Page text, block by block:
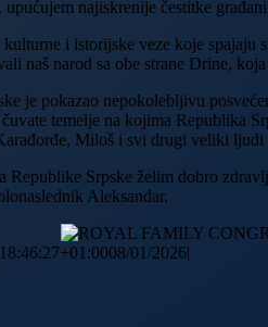
najiskrenije čestitke
i istorijske veze koje
naš narod sa obe strane Drine,
je pokazao nepokolebljivu
temelje na kojima Republika
Miloš i svi drugi veliki
Republike Srpske želim dobro
Aleksandar.
08/01/2026|